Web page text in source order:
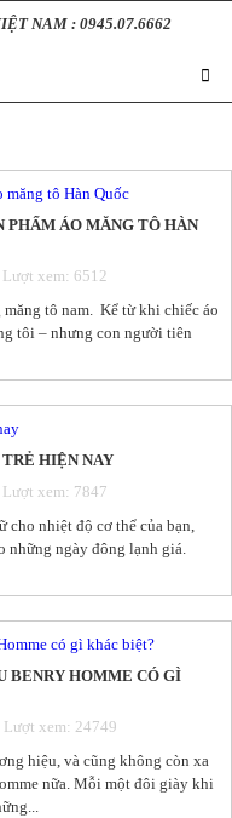
NAM : 0945.07.6662
PHẨM ÁO MĂNG TÔ HÀN
xem: 6512
tô nam. Kể từ khi chiếc áo
tôi – nhưng con người tiên
HIỆN NAY
xem: 7847
nhiệt độ cơ thể của bạn,
những ngày đông lạnh giá.
BENRY HOMME CÓ GÌ
xem: 24749
hiệu, và cũng không còn xa
nữa. Mỗi một đôi giày khi